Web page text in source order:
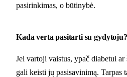
pasirinkimas, o būtinybė.
Kada verta pasitarti su gydytoju?
Jei vartoji vaistus, ypač diabetui
gali keisti jų pasisavinimą. Tarpas